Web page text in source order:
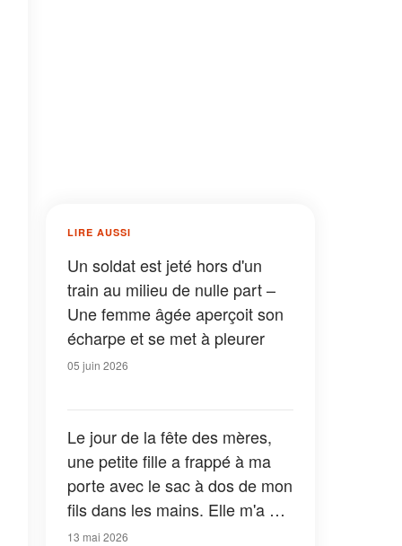
LIRE AUSSI
Un soldat est jeté hors d'un
train au milieu de nulle part –
Une femme âgée aperçoit son
écharpe et se met à pleurer
05 juin 2026
Le jour de la fête des mères,
une petite fille a frappé à ma
porte avec le sac à dos de mon
fils dans les mains. Elle m'a dit
: « C'est ça que vous
13 mai 2026